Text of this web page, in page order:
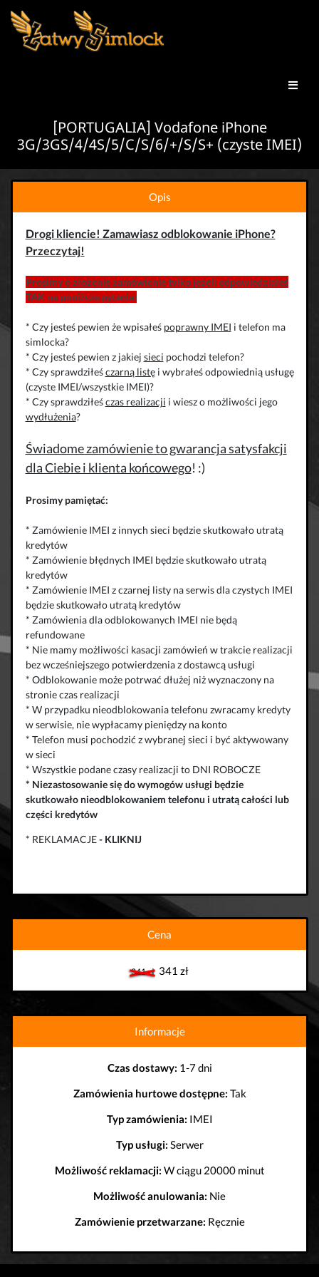
[PORTUGALIA] Vodafone iPhone
3G/3GS/4/4S/5/C/S/6/+/S/S+ (czyste IMEI)
Opis
Drogi kliencie! Zamawiasz odblokowanie iPhone?
Przeczytaj!
Prosimy o złożenie zamówienie tylko jeżeli odpowiedziałeś
TAK na poniższe pytania:
* Czy jesteś pewien że wpisałeś poprawny IMEI i telefon ma
simlocka?
* Czy jesteś pewien z jakiej sieci pochodzi telefon?
* Czy sprawdziłeśczarną listęi wybrałeś odpowiednią usługę
(czyste IMEI/wszystkie IMEI)?
* Czy sprawdziłeśczas realizacji i wiesz o możliwości jego
wydłużenia?
Świadome zamówienie to gwarancja satysfakcji
dla Ciebie i klienta końcowego! :)
Prosimy pamiętać:
* Zamówienie IMEI z innych sieci będzie skutkowało utratą
kredytów
* Zamówienie błędnych IMEI będzie skutkowało utratą
kredytów
* Zamówienie IMEI z czarnej listy na serwis dla czystych IMEI
będzie skutkowało utratą kredytów
* Zamówienia dla odblokowanych IMEI nie będą
refundowane
* Nie mamy możliwości kasacji zamówień w trakcie realizacji
bez wcześniejszego potwierdzenia z dostawcą usługi
* Odblokowanie może potrwać dłużej niż wyznaczony na
stronie czas realizacji
* W przypadku nieodblokowania telefonu zwracamy kredyty
w serwisie, nie wypłacamy pieniędzy na konto
* Telefon musi pochodzić z wybranej sieci i być aktywowany
w sieci
* Wszystkie podane czasy realizacji to DNI ROBOCZE
* Niezastosowanie się do wymogów usługi będzie
skutkowało nieodblokowaniem telefonu i utratą całości lub
części kredytów
* REKLAMACJE- KLIKNIJ
Cena
341 zł341 zł
Informacje
Czas dostawy: 1-7 dni
Zamówienia hurtowe dostępne: Tak
Typ zamówienia: IMEI
Typ usługi: Serwer
Możliwość reklamacji: W ciągu 20000 minut
Możliwość anulowania: Nie
Zamówienie przetwarzane: Ręcznie